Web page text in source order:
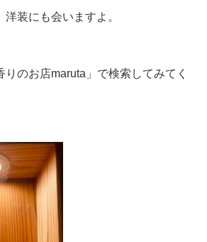
装にも会いますよ。
のお店maruta」で検索してみてく